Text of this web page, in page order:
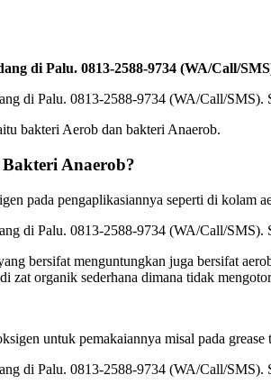
di Palu. 0813-2588-9734 (WA/Call/
bakteri Aerob dan bakteri Anaerob.
Anaerob?
pada pengaplikasiannya seperti di kolam
bersifat menguntungkan juga bersifat
zat organik sederhana dimana tidak
untuk pemakaiannya misal pada grease